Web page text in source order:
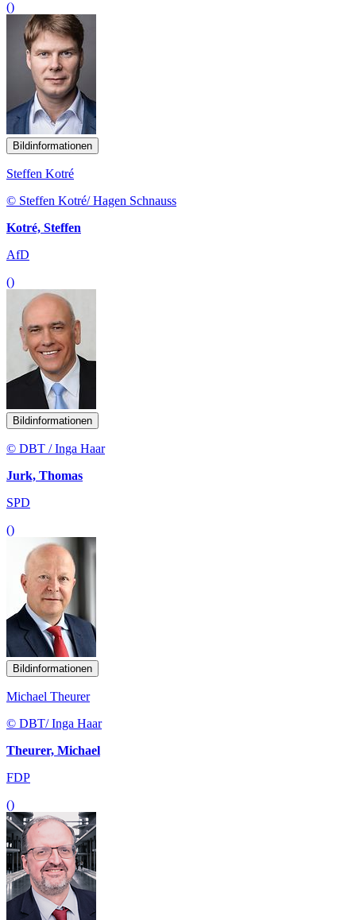
()
Bildinformationen
Steffen Kotré
© Steffen Kotré/ Hagen Schnauss
Kotré, Steffen
AfD
()
Bildinformationen
© DBT / Inga Haar
Jurk, Thomas
SPD
()
Bildinformationen
Michael Theurer
© DBT/ Inga Haar
Theurer, Michael
FDP
()